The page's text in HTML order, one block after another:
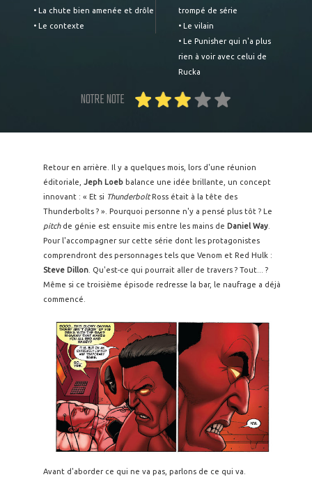
• La chute bien amenée et drôle
• Le contexte
trompé de série
• Le vilain
• Le Punisher qui n'a plus
rien à voir avec celui de
Rucka
NOTRE NOTE
Retour en arrière. Il y a quelques mois, lors d'une réunion
éditoriale, Jeph Loeb balance une idée brillante, un concept
innovant : « Et si ThunderboltRoss était à la tête des
Thunderbolts ? ». Pourquoi personne n'y a pensé plus tôt ? Le
pitchde génie est ensuite mis entre les mains de Daniel Way
Pour l'accompagner sur cette série dont les protagonistes
comprendront des personnages tels que Venom et Red Hulk :
Steve Dillon . Qu'est-ce qui pourrait aller de travers ? Tout... ?
Même si ce troisième épisode redresse la bar, le naufrage a déjà
commencé.
Avant d'aborder ce qui ne va pas, parlons de ce qui va.